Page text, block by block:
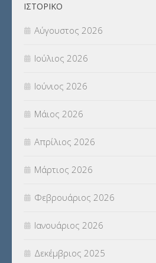
(18)
ΣΥΝΤΑΞΕΙΣ(12)
ΣΧΟΛΙΚΟΙ ΣΥΜΒΟΥΛΟΙ
ΙΣΤΟΡΙΚΌ
Αύγουστος 2026
Ιούλιος 2026
Ιούνιος 2026
Μάιος 2026
Απρίλιος 2026
Μάρτιος 2026
Φεβρουάριος 2026
Ιανουάριος 2026
Δεκέμβριος 2025